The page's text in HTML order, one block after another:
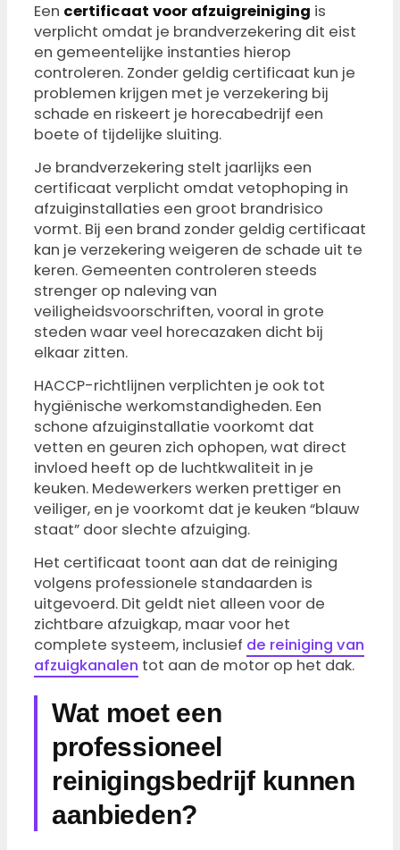
Een certificaat voor afzuigreiniging is
verplicht omdat je brandverzekering dit eist
en gemeentelijke instanties hierop
controleren. Zonder geldig certificaat kun je
problemen krijgen met je verzekering bij
schade en riskeert je horecabedrijf een
boete of tijdelijke sluiting.
Je brandverzekering stelt jaarlijks een
certificaat verplicht omdat vetophoping in
afzuiginstallaties een groot brandrisico
vormt. Bij een brand zonder geldig certificaat
kan je verzekering weigeren de schade uit te
keren. Gemeenten controleren steeds
strenger op naleving van
veiligheidsvoorschriften, vooral in grote
steden waar veel horecazaken dicht bij
elkaar zitten.
HACCP-richtlijnen verplichten je ook tot
hygiënische werkomstandigheden. Een
schone afzuiginstallatie voorkomt dat
vetten en geuren zich ophopen, wat direct
invloed heeft op de luchtkwaliteit in je
keuken. Medewerkers werken prettiger en
veiliger, en je voorkomt dat je keuken “blauw
staat” door slechte afzuiging.
Het certificaat toont aan dat de reiniging
volgens professionele standaarden is
uitgevoerd. Dit geldt niet alleen voor de
zichtbare afzuigkap, maar voor het
complete systeem, inclusief de reiniging van
afzuigkanalen tot aan de motor op het dak.
Wat moet een
professioneel
reinigingsbedrijf kunnen
aanbieden?